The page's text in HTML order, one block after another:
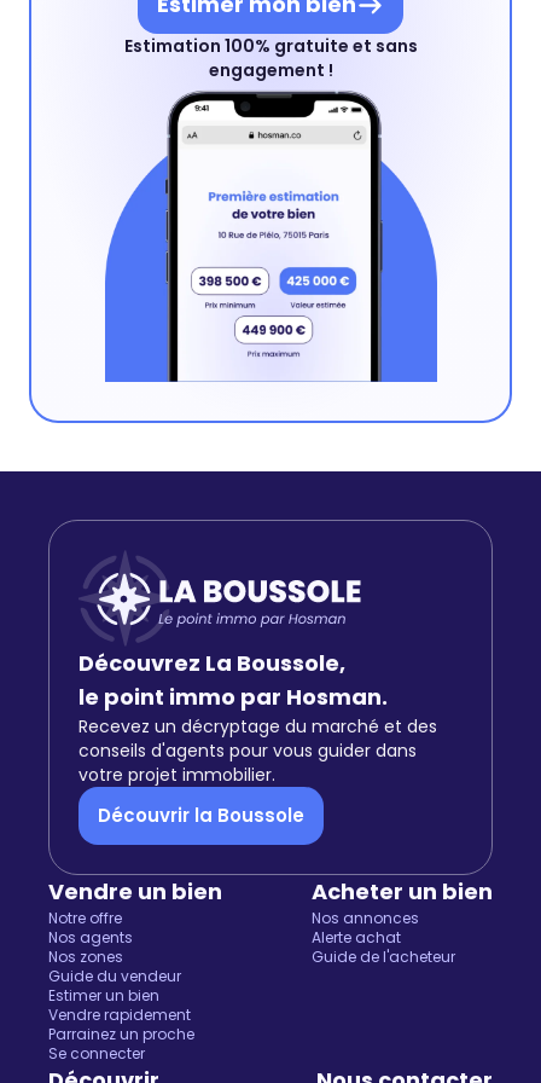
Estimation 100% gratuite et sans
engagement !
Découvrez La Boussole,
le point immo par Hosman.
Recevez un décryptage du marché et des
conseils d'agents pour vous guider dans
votre projet immobilier.
Découvrir la Boussole
Vendre un bien
Notre offre
Nos agents
Nos zones
Guide du vendeur
Estimer un bien
Vendre rapidement
Parrainez un proche
Se connecter
Acheter un bien
Nos annonces
Alerte achat
Guide de l'acheteur